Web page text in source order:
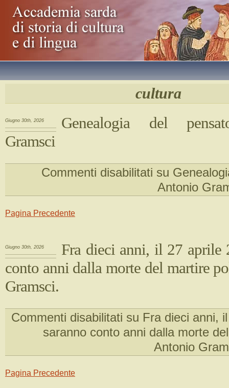
cultura
Giugno 30th, 2026
Genealogia del
Gramsci
Commenti disabilitati su
Antonio
Pagina Precedente
Giugno 30th, 2026
Fra dieci anni, il 27 aprile
conto anni dalla morte del martire
Gramsci.
Commenti disabilitati su Fra dieci anni,
saranno conto anni dalla morte
Antonio
Pagina Precedente